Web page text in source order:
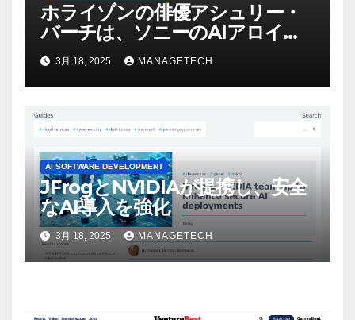
ホライゾンの俳優アシュリー・
バーチは、ソニーのAIアロイの
ビデオを見て「ゲームパフォー
マンスという芸術形式に不安を
感じた」と語る – IGN
3月 18, 2025 MANAGETECH
AI SOFTWARE DEVELOPMENT
JFrogとNVIDIAが提携し、安全
なAI導入を強化
3月 18, 2025 MANAGETECH